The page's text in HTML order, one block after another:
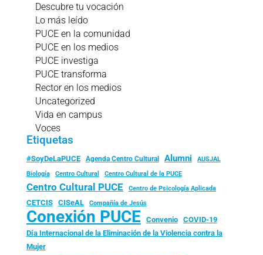
Descubre tu vocación
Lo más leído
PUCE en la comunidad
PUCE en los medios
PUCE investiga
PUCE transforma
Rector en los medios
Uncategorized
Vida en campus
Voces
Etiquetas
#SoyDeLaPUCE Agenda Centro Cultural Alumni
AUSJAL
Biología
Centro Cultural Centro Cultural de la PUCE
Centro Cultural PUCE Centro de Psicología Aplicada
CETCIS CISeAL Compañía de Jesús
Conexión PUCE Convenio
COVID-19
Día Internacional de la Eliminación de la Violencia contra la
Mujer